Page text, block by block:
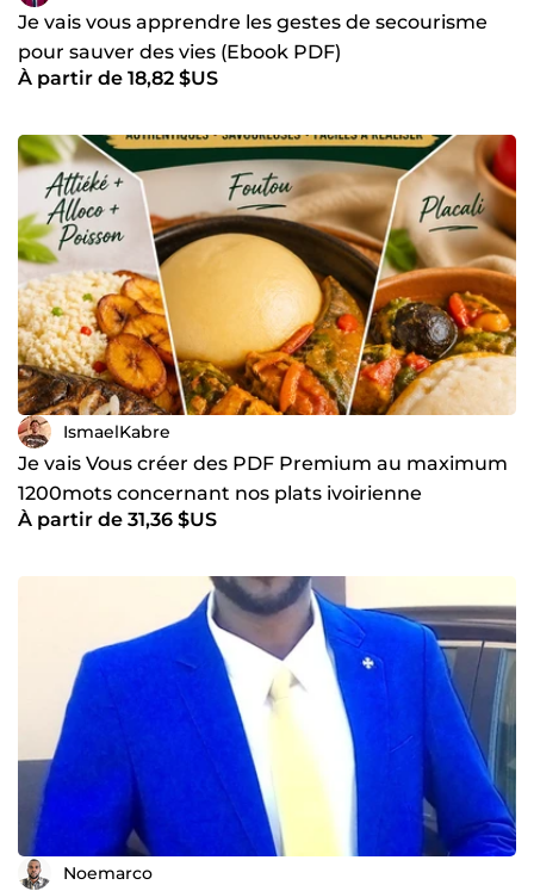
Je vais vous apprendre les gestes de secourisme
pour sauver des vies (Ebook PDF)
À partir de 18,82 $US
IsmaelKabre
Je vais Vous créer des PDF Premium au maximum
1200mots concernant nos plats ivoirienne
À partir de 31,36 $US
Noemarco